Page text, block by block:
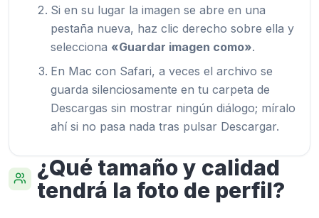
Si en su lugar la imagen se abre en una
pestaña nueva, haz clic derecho sobre ella y
selecciona «Guardar imagen como».
En Mac con Safari, a veces el archivo se
guarda silenciosamente en tu carpeta de
Descargas sin mostrar ningún diálogo; míralo
ahí si no pasa nada tras pulsar Descargar.
¿Qué tamaño y calidad
tendrá la foto de perfil?